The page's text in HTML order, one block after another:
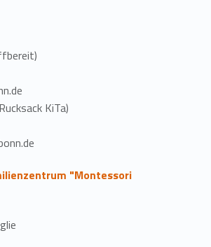
KiTa)
"Montessori